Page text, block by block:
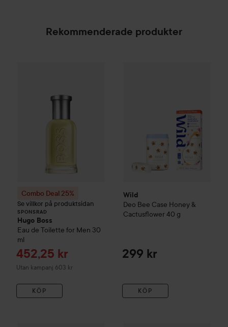
Rekommenderade produkter
Combo Deal 25%
Se villkor på produktsidan
SPONSRAD
Hugo Boss
Eau de Toilette for Men 30
ml
Reapris
452,25 kr
Utan kampanj 603 kr
KÖP
Wild
Deo Bee Case Honey &
Cactusflower 40 g
299 kr
KÖP